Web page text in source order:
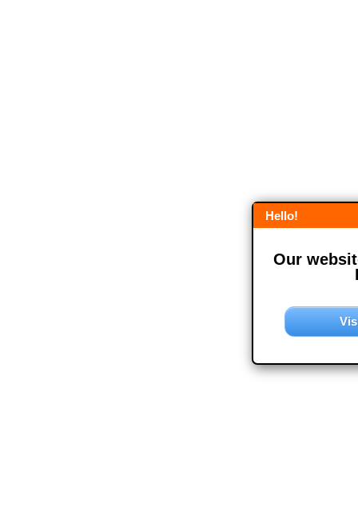
Hello!
Our